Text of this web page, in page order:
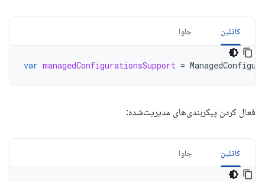
کاتلین جاوا
var managedConfigurationsSupport =
فعال کردن پیکربندی‌های مدیریت‌شده:
کاتلین جاوا